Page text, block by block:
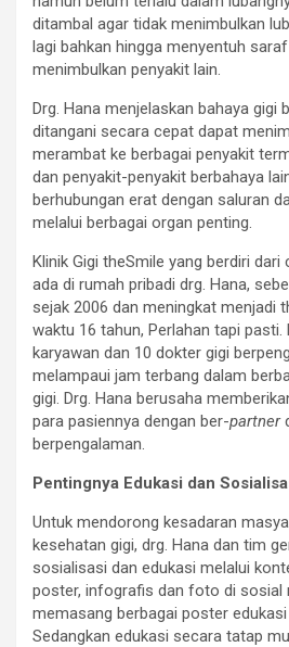
ditambal agar tidak menimbulkan
lagi bahkan hingga menyentuh
menimbulkan penyakit lain.
Drg. Hana menjelaskan bahaya gigi
ditangani secara cepat dapat
merambat ke berbagai penyakit
dan penyakit-penyakit berbahaya
berhubungan erat dengan saluran
melalui berbagai organ penting.
Klinik Gigi theSmile yang berdiri dari
ada di rumah pribadi drg. Hana,
sejak 2006 dan meningkat menjadi
waktu 16 tahun, Perlahan tapi pasti.
karyawan dan 10 dokter gigi
melampaui jam terbang dalam
gigi. Drg. Hana berusaha
para pasiennya dengan ber-partner
berpengalaman.
Pentingnya Edukasi dan
Untuk mendorong kesadaran
kesehatan gigi, drg. Hana dan tim
sosialisasi dan edukasi melalui
poster, infografis dan foto di sosial
memasang berbagai poster edukasi
Sedangkan edukasi secara tatap